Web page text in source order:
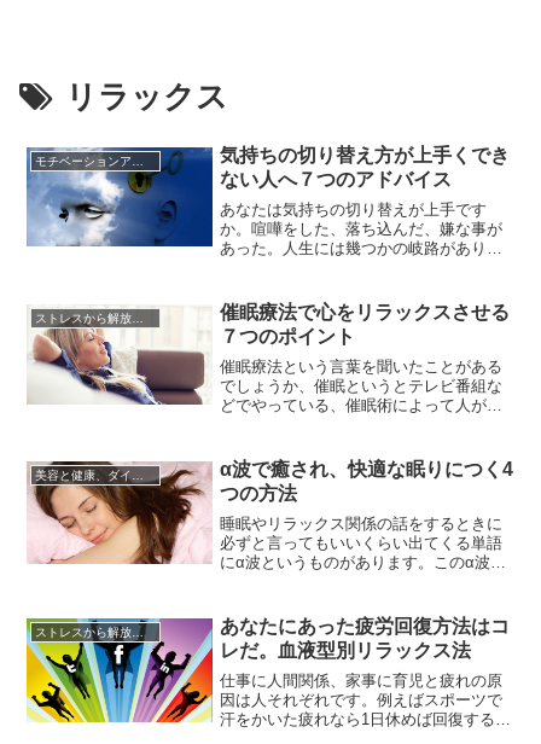
リラックス
モチベーションアップの方法
気持ちの切り替え方が上手くでき
ない人へ７つのアドバイス
あなたは気持ちの切り替えが上手です
か。喧嘩をした、落ち込んだ、嫌な事が
あった。人生には幾つかの岐路がありま
た可能性はあります。気持ちの切り替え
でも、いつも前向きな気持ちでいられた
ら、と思うこともあるでしょう。うまく
かじ取り出来たのか今となっては後の...
ストレスから解放させる方法
催眠療法で心をリラックスさせる
７つのポイント
催眠療法という言葉を聞いたことがある
でしょうか、催眠というとテレビ番組な
どでやっている、催眠術によって人が操
か。しかし近年、過去に大きなショック
を受けたり、トラウマを抱えて精神的に
常に不安を抱えている人に催眠療法が効
果的だと言われています。さらに、...
美容と健康、ダイエット
α波で癒され、快適な眠りにつく4
つの方法
睡眠やリラックス関係の話をするときに
必ずと言ってもいいくらい出てくる単語
にα波というものがあります。このα波と
ス状態と関係しているのだろうというこ
とはなんとなくわかりますよね。しか
し、α波って実際のところどんなものでど
ういう作用があるかと聞かれたら...
ストレスから解放させる方法
あなたにあった疲労回復方法はコ
レだ。血液型別リラックス法
仕事に人間関係、家事に育児と疲れの原
因は人それぞれです。例えばスポーツで
汗をかいた疲れなら1日休めば回復するか